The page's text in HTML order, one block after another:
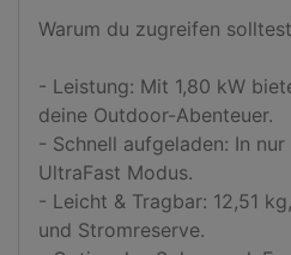
Warum du zugreifen
- Leistung: Mit 1,80 kW
deine Outdoor-Abenteuer.
- Schnell aufgeladen: In
UltraFast Modus.
- Leicht & Tragbar: 12,51
und Stromreserve.